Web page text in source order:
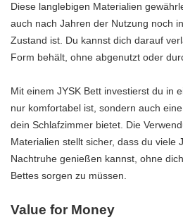
Diese langlebigen Materialien
auch nach Jahren der Nutzung noch
Zustand ist. Du kannst dich darauf
Form behält, ohne abgenutzt oder
Mit einem JYSK Bett investierst du in
nur komfortabel ist, sondern auch
dein Schlafzimmer bietet. Die
Materialien stellt sicher, dass du viele
Nachtruhe genießen kannst, ohne
Bettes sorgen zu müssen.
Value for Money